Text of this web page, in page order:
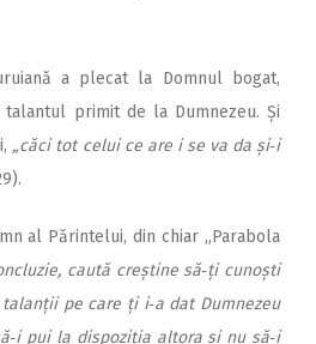
a plecat la Domnul bogat,
primit de la Dumnezeu. Și
„căci tot celui ce are i se va da și‑i
al Părintelui, din chiar „Parabola
caută creștine să‑ți cunoști
pe care ți i‑a dat Dumnezeu
pui la dispoziția altora și nu să‑i